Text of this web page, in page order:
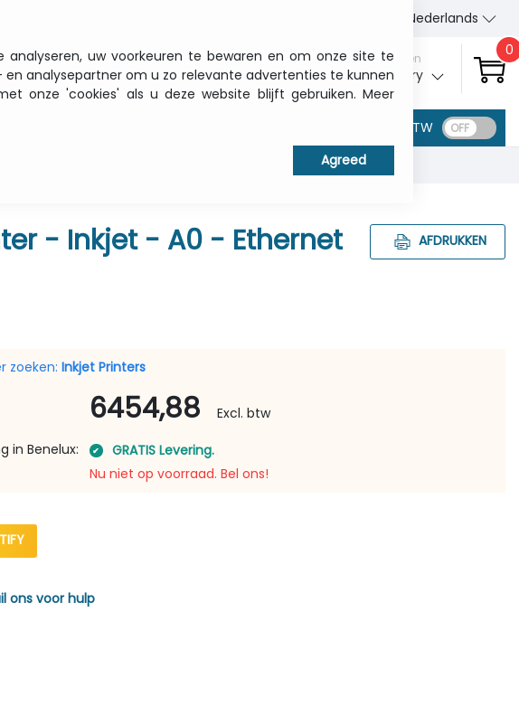
Nederlands
Aanmelden
My ITCurry
0
BTW
- Inkjet - A0 - Ethernet AFDRUKKEN
zoeken: Inkjet Printers
6454,88
Excl. btw
in Benelux:
GRATIS Levering.
Nu niet op voorraad. Bel ons!
ons voor hulp
uw voorkeuren te bewaren en om onze site te
analysepartner om u zo relevante advertenties te kunnen
onze 'cookies' als u deze website blijft gebruiken. Meer